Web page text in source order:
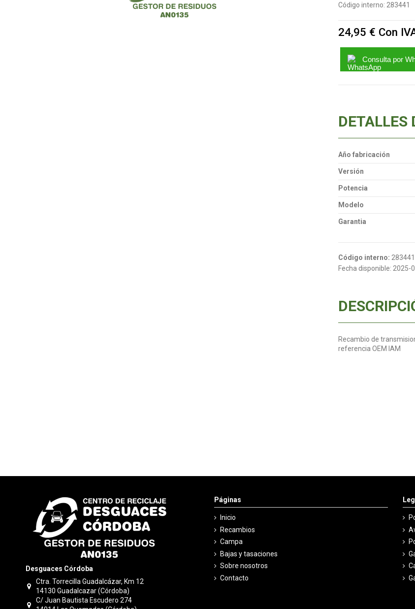
Código interno: 283441
24,95 € Con
Consulta por
DETALLES
Año fabricación
Versión
Potencia
Modelo
Garantia
Código interno: 283441
Fecha disponible: 2025-
Recambio de
referencia OEM IAM
Desguaces Córdoba
Ctra. Torrecilla Guadalcázar, Km 12
14130 Guadalcazar (Córdoba)
C/ Juan Bautista Escudero 274
Páginas
Inicio
Recambios
Campa
Bajas y tasaciones
Sobre nosotros
Contacto